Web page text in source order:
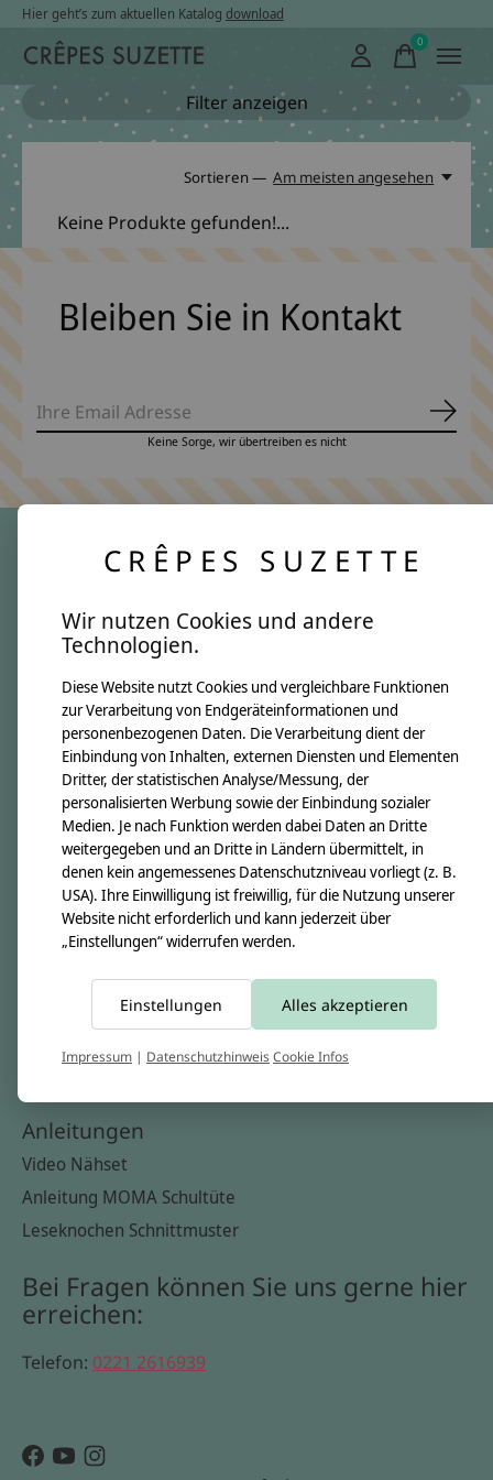
Hier geht’s zum aktuellen Katalog download
0items
Filter anzeigen
Sortieren — Am meisten angesehen
Keine Produkte gefunden!...
Bleiben Sie in Kontakt
Keine Sorge, wir übertreiben es nicht
Über uns
Unsere Creppies
Nähkästchen
Unsere Stoffe
Impressum
Informationen
Kontakt
Versandkosten & Rücksendungen
Zahlungsarten
Widerrufsbelehrung
Anleitungen
Video Nähset
Anleitung MOMA Schultüte
Leseknochen Schnittmuster
Bei Fragen können Sie uns gerne hier
erreichen:
Telefon: 0221 2616939
CRÊPES SUZETTE
Wir nutzen Cookies und andere
Technologien.
Diese Website nutzt Cookies und vergleichbare Funktionen
zur Verarbeitung von Endgeräteinformationen und
personenbezogenen Daten. Die Verarbeitung dient der
Einbindung von Inhalten, externen Diensten und Elementen
Dritter, der statistischen Analyse/Messung, der
personalisierten Werbung sowie der Einbindung sozialer
Medien. Je nach Funktion werden dabei Daten an Dritte
weitergegeben und an Dritte in Ländern übermittelt, in
denen kein angemessenes Datenschutzniveau vorliegt (z. B.
USA). Ihre Einwilligung ist freiwillig, für die Nutzung unserer
Website nicht erforderlich und kann jederzeit über
„Einstellungen“ widerrufen werden.
Einstellungen Alles akzeptieren
Impressum | DatenschutzhinweisCookie Infos